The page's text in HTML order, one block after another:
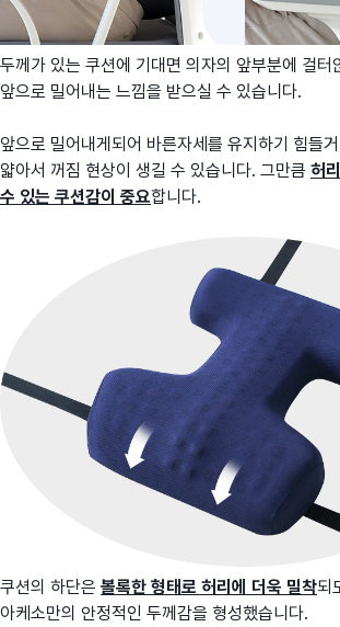
두께가 있는 쿠션에 기대면 의자의 앞부분에 걸터
앞으로 밀어내는 느낌을 받으실 수 있습니다.
앞으로 밀어내게되어 바른자세를 유지하기 힘들
얇아서 꺼짐 현상이 생길 수 있습니다. 그만큼 허
수 있는 쿠션감이 중요합니다.
쿠션의 하단은 볼록한 형태로 허리에 더욱 밀착되
아케소만의 안정적인 두께감을 형성했습니다.